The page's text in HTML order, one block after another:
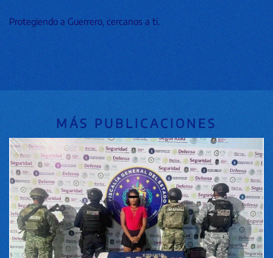
Protegiendo a Guerrero, cercanos a ti.
MÁS PUBLICACIONES